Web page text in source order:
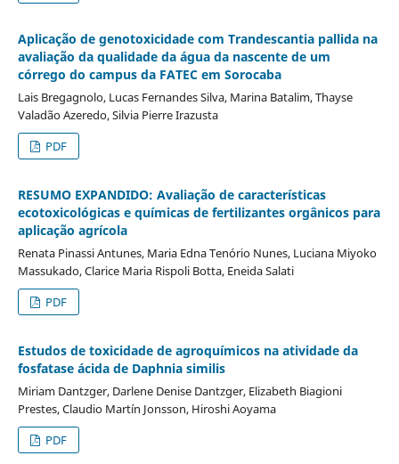
Aplicação de genotoxicidade com Trandescantia pallida na
avaliação da qualidade da água da nascente de um
córrego do campus da FATEC em Sorocaba
Lais Bregagnolo, Lucas Fernandes Silva, Marina Batalim, Thayse
Valadão Azeredo, Silvia Pierre Irazusta
PDF
RESUMO EXPANDIDO: Avaliação de características
ecotoxicológicas e químicas de fertilizantes orgânicos para
aplicação agrícola
Renata Pinassi Antunes, Maria Edna Tenório Nunes, Luciana Miyoko
Massukado, Clarice Maria Rispoli Botta, Eneida Salati
PDF
Estudos de toxicidade de agroquímicos na atividade da
fosfatase ácida de Daphnia similis
Miriam Dantzger, Darlene Denise Dantzger, Elizabeth Biagioni
Prestes, Claudio Martín Jonsson, Hiroshi Aoyama
PDF